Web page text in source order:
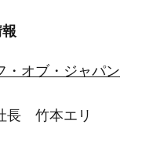
・オブ・ジャパン
長 竹本エリ